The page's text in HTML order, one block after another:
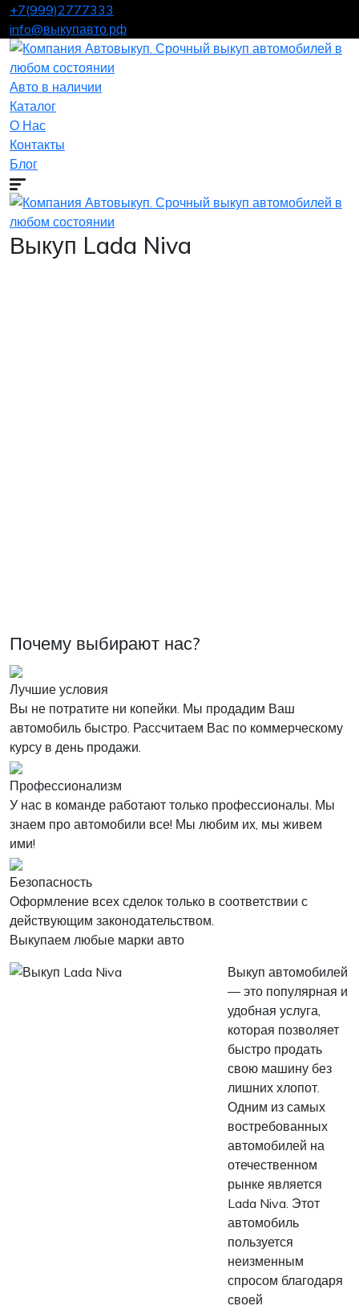
+7(999)2777333
info@выкупавто.рф
Авто в наличии
Каталог
О Нас
Контакты
Блог
Выкуп Lada Niva
Почему выбирают нас?
Лучшие условия
Вы не потратите ни копейки. Мы продадим Ваш
автомобиль быстро. Рассчитаем Вас по коммерческому
курсу в день продажи.
Профессионализм
У нас в команде работают только профессионалы. Мы
знаем про автомобили все! Мы любим их, мы живем
ими!
Безопасность
Оформление всех сделок только в соответствии с
действующим законодательством.
Выкупаем любые марки авто
Выкуп автомобилей
— это популярная и
удобная услуга,
которая позволяет
быстро продать
свою машину без
лишних хлопот.
Одним из самых
востребованных
автомобилей на
отечественном
рынке является
Lada Niva. Этот
автомобиль
пользуется
неизменным
спросом благодаря
своей